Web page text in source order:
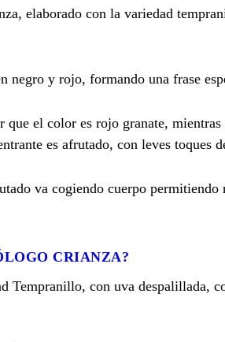
elaborado con la variedad
negro y rojo, formando una frase
el color es rojo granate, mientras
es afrutado, con leves toques
va cogiendo cuerpo permitiendo
CRIANZA?
Tempranillo, con uva despalillada,